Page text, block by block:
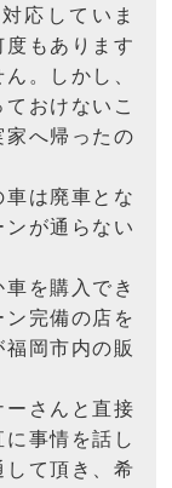
応していま
もあります
。しかし、
おけないこ
家へ帰ったの
は廃車とな
が通らない
を購入でき
完備の店を
岡市内の販
さんと直接
事情を話し
て頂き、希